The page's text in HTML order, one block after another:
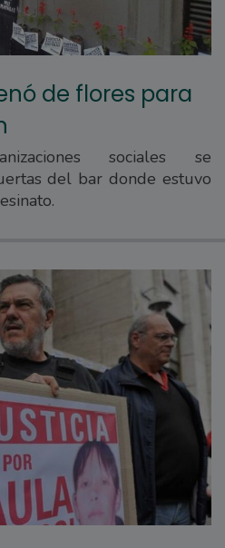
de flores para
sociales se
del bar donde estuvo